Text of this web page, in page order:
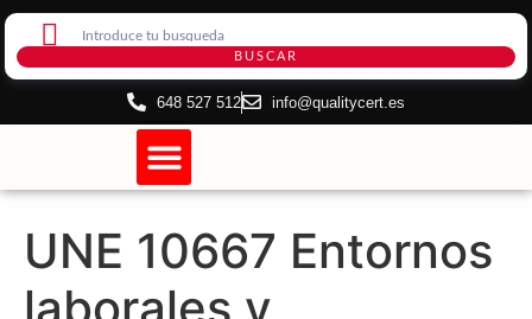
BUSCAR
648 527 512 info@qualitycert.es
UNE 10667 Entornos